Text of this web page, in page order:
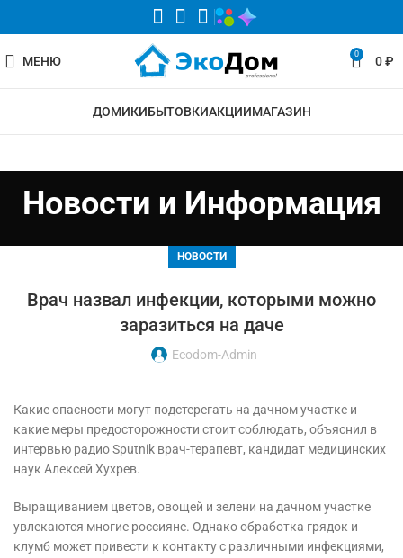
МЕНЮ 0 0₽
ДОМИКИБЫТОВКИАКЦИИМАГАЗИН
Новости и Информация
НОВОСТИ
Врач назвал инфекции, которыми можно
заразиться на даче
Ecodom-Admin
Какие опасности могут подстерегать на дачном участке и
какие меры предосторожности стоит соблюдать, объяснил в
интервью радио Sputnik врач-терапевт, кандидат медицинских
наук Алексей Хухрев.
Выращиванием цветов, овощей и зелени на дачном участке
увлекаются многие россияне. Однако обработка грядок и
клумб может привести к контакту с различными инфекциями,